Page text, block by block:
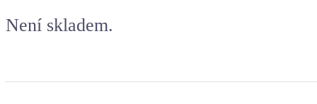
Není skladem.